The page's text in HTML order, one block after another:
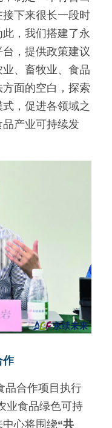
下来很长一段时
，我们搭建了永
，提供政策建议
、畜牧业、食品
面的空白，探索
，促进各领域之
产业可持续发
作
品合作项目执行
业食品绿色可持
心将围绕“共